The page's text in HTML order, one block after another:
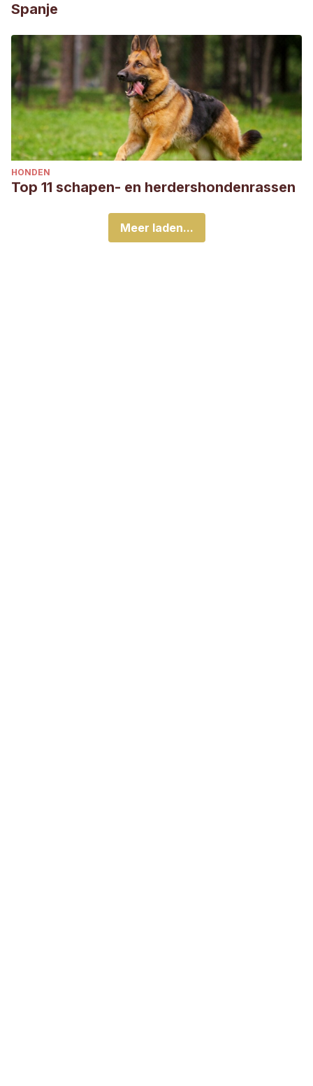
Spanje
HONDEN
Top 11 schapen- en herdershondenrassen
Meer laden...